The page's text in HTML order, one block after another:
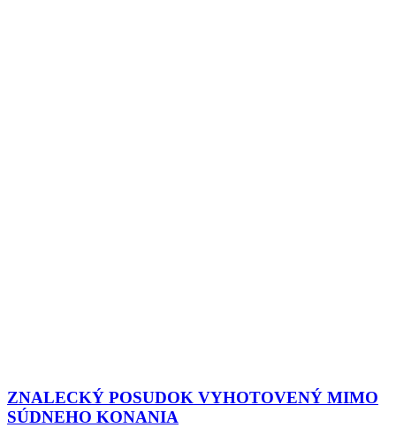
ZNALECKÝ POSUDOK VYHOTOVENÝ MIMO
SÚDNEHO KONANIA